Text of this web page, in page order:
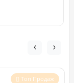
Топ Продаж